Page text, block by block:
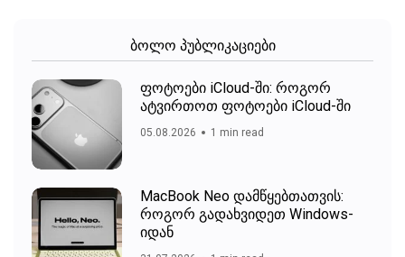
ბოლო პუბლიკაციები
ფოტოები iCloud-ში: როგორ
ატვირთოთ ფოტოები iCloud-ში
05.08.2026 1 min read
MacBook Neo დამწყებთათვის:
როგორ გადახვიდეთ Windows-
იდან